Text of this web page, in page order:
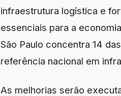
infraestrutura logística e
essenciais para a
São Paulo concentra 14
referência nacional em
As melhorias serão